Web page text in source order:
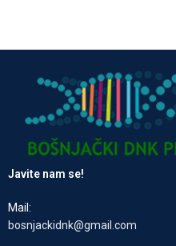
Javite nam se!
Mail:
bosnjackidnk@gmail.com